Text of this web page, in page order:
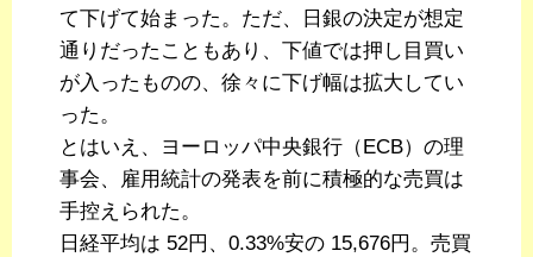
て下げて始まった。ただ、日銀の決定が想定
通りだったこともあり、下値では押し目買い
が入ったものの、徐々に下げ幅は拡大してい
った。
とはいえ、ヨーロッパ中央銀行（ECB）の理
事会、雇用統計の発表を前に積極的な売買は
手控えられた。
日経平均は 52円、0.33%安の 15,676円。売買